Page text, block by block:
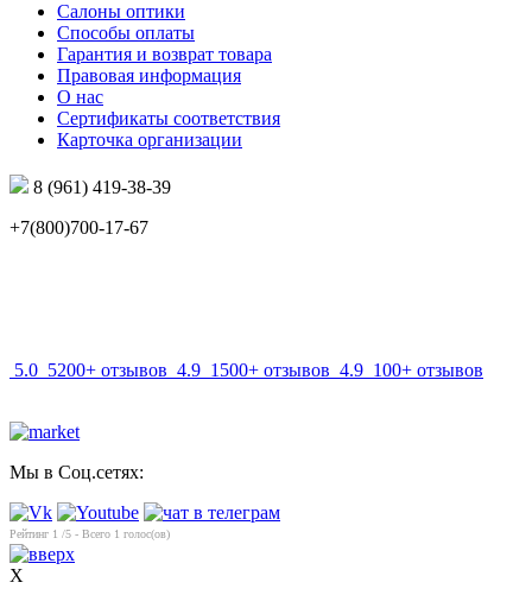
Салоны оптики
Способы оплаты
Гарантия и возврат товара
Правовая информация
О нас
Сертификаты соответствия
Карточка организации
8 (961) 419-38-39
+7(800)700-17-67
5.0 5200+ отзывов 4.9 1500+ отзывов 4.9 100+ отзывов
Мы в Соц.сетях:
Рейтинг 1 /5 - Всего 1 голос(ов)
X